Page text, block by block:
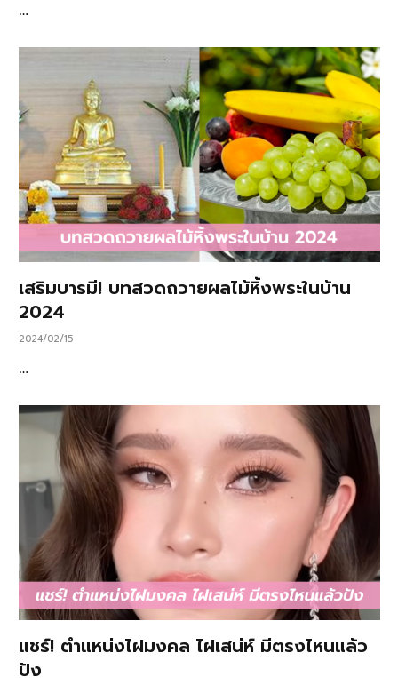
…
เสริมบารมี! บทสวดถวายผลไม้หิ้งพระในบ้าน
2024
2024/02/15
…
แชร์! ตำแหน่งไฝมงคล ไฝเสน่ห์ มีตรงไหนแล้ว
ปัง